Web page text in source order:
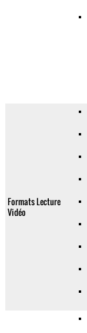
Formats Lecture
Vidéo